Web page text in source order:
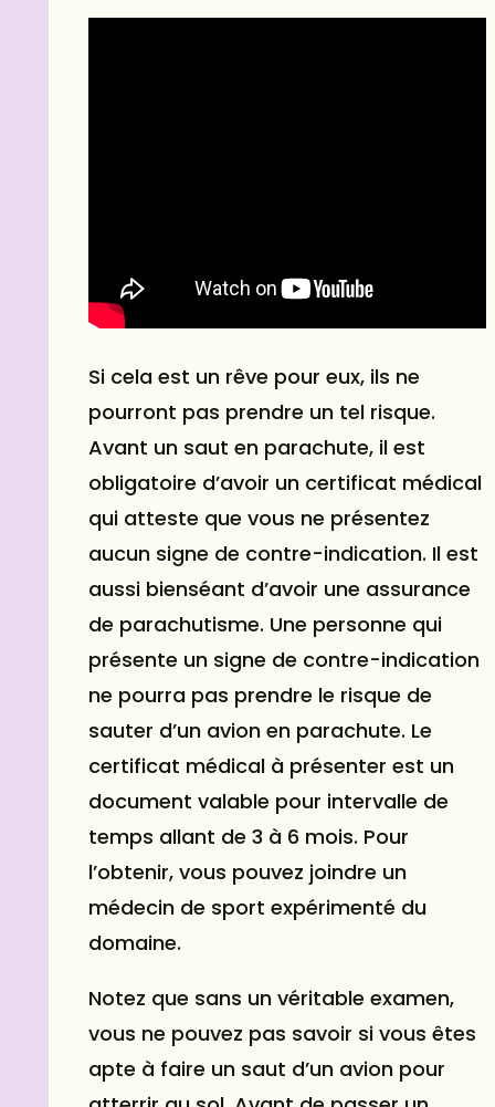
Si cela est un rêve pour eux, ils ne
pourront pas prendre un tel risque.
Avant un saut en parachute, il est
obligatoire d’avoir un certificat médical
qui atteste que vous ne présentez
aucun signe de contre-indication. Il est
aussi bienséant d’avoir une assurance
de parachutisme. Une personne qui
présente un signe de contre-indication
ne pourra pas prendre le risque de
sauter d’un avion en parachute. Le
certificat médical à présenter est un
document valable pour intervalle de
temps allant de 3 à 6 mois. Pour
l’obtenir, vous pouvez joindre un
médecin de sport expérimenté du
domaine.
Notez que sans un véritable examen,
vous ne pouvez pas savoir si vous êtes
apte à faire un saut d’un avion pour